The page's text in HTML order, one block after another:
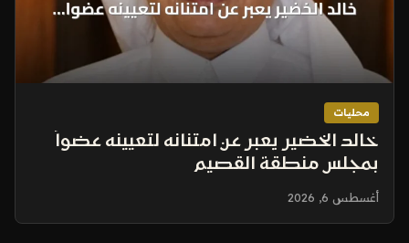
محليات
خالد الخضير يعبر عن امتنانه لتعيينه عضواً
بمجلس منطقة القصيم
أغسطس 6, 2026